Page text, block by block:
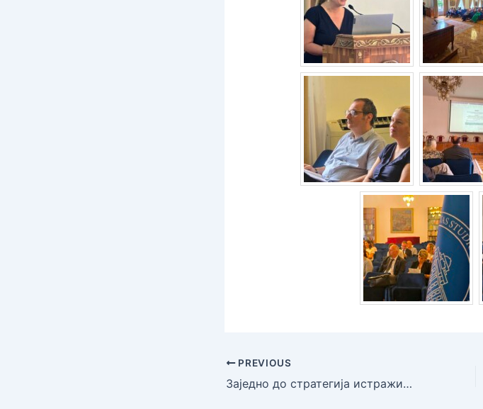
PREVIOUS
Заједно до стратегија истраживања и развоја: јавно представљање Генеричког стратешког модела за БиХ